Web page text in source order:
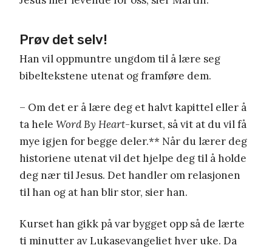
Prøv det selv!
Han vil oppmuntre ungdom til å lære seg
bibeltekstene utenat og framføre dem.
– Om det er å lære deg et halvt kapittel eller å
ta hele Word By Heart-kurset, så vit at du vil få
mye igjen for begge deler.** Når du lærer deg
historiene utenat vil det hjelpe deg til å holde
deg nær til Jesus. Det handler om relasjonen
til han og at han blir stor, sier han.
Kurset han gikk på var bygget opp så de lærte
ti minutter av Lukasevangeliet hver uke. Da